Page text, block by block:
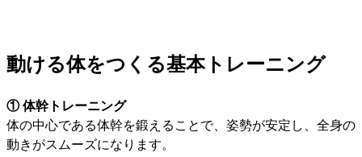
動ける体をつくる基本トレーニング
① 体幹トレーニング
体の中心である体幹を鍛えることで、姿勢が安定し、全身の
動きがスムーズになります。